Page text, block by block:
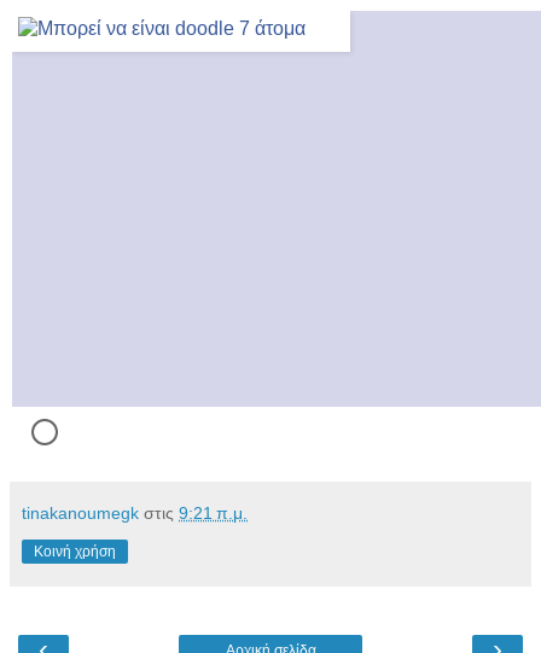
tinakanoumegk στις 9:21 π.μ.
Κοινή χρήση